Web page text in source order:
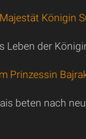
Königin
Leben der
Prinzessin
beten nach